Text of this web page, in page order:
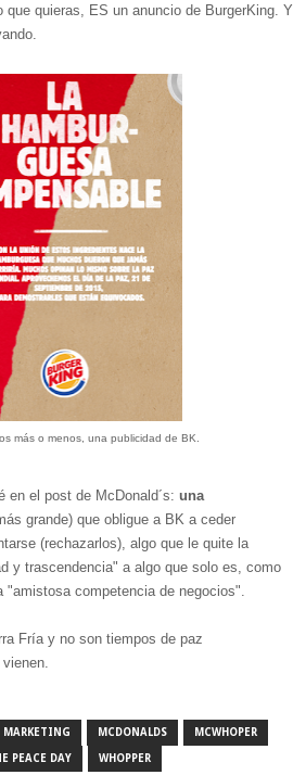
que quieras, ES un anuncio de BurgerKing. Y
más o menos, una publicidad de BK.
en el post de McDonald´s: una
grande) que obligue a BK a ceder
(rechazarlos), algo que le quite la
y trascendencia" a algo que solo es, como
"amistosa competencia de negocios".
Fría y no son tiempos de paz
MARKETING MCDONALDS MCWHOPER
PEACE DAY WHOPPER